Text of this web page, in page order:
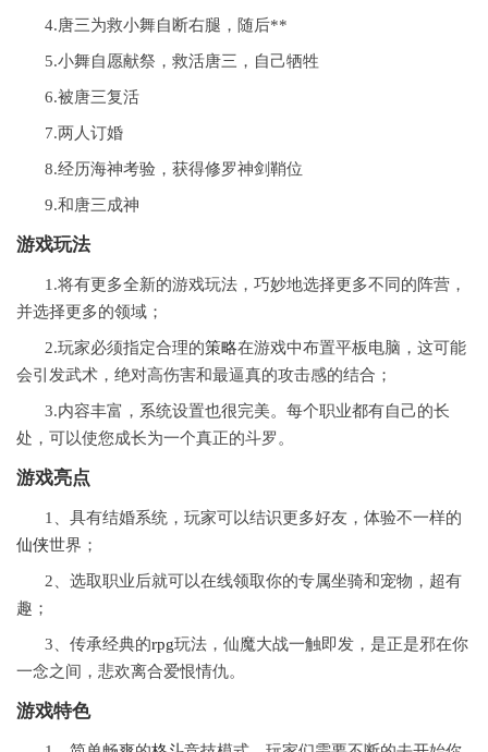
4.唐三为救小舞自断右腿，随后**
5.小舞自愿献祭，救活唐三，自己牺牲
6.被唐三复活
7.两人订婚
8.经历海神考验，获得修罗神剑鞘位
9.和唐三成神
游戏玩法
1.将有更多全新的游戏玩法，巧妙地选择更多不同的阵营，
并选择更多的领域；
2.玩家必须指定合理的策略在游戏中布置平板电脑，这可能
会引发武术，绝对高伤害和最逼真的攻击感的结合；
3.内容丰富，系统设置也很完美。每个职业都有自己的长
处，可以使您成长为一个真正的斗罗。
游戏亮点
1、具有结婚系统，玩家可以结识更多好友，体验不一样的
仙侠世界；
2、选取职业后就可以在线领取你的专属坐骑和宠物，超有
趣；
3、传承经典的rpg玩法，仙魔大战一触即发，是正是邪在你
一念之间，悲欢离合爱恨情仇。
游戏特色